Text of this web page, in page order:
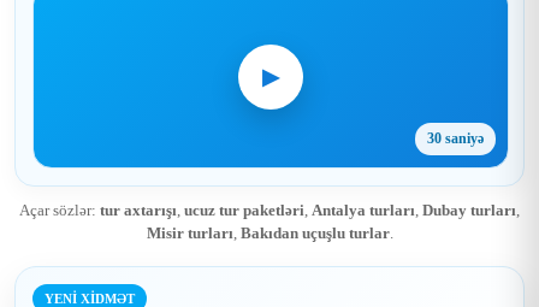
▶
30 saniyə
Açar sözlər: tur axtarışı, ucuz tur paketləri, Antalya turları, Dubay turları,
Misir turları, Bakıdan uçuşlu turlar.
YENİ XİDMƏT